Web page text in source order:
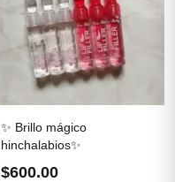
✨ Brillo mágico
hinchalabios✨
$600.00